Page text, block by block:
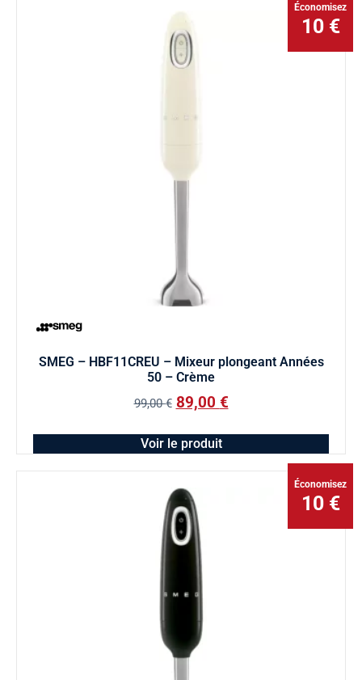
Économisez
10 €
SMEG – HBF11CREU – Mixeur plongeant Années
50 – Crème
99,00€ 89,00 €
Voir le produit
Économisez
10 €